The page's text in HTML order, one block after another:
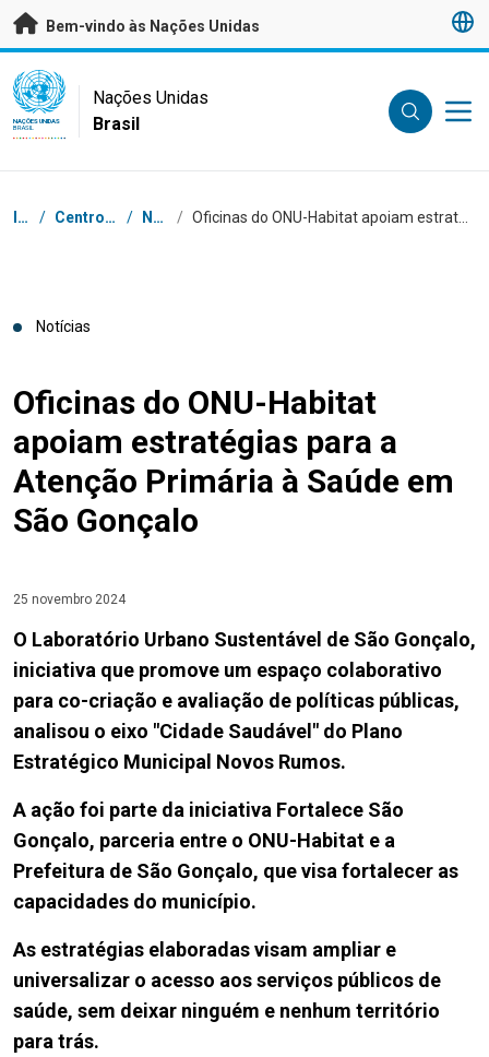
Saltar para conteúdo principal
Bem-vindo às Nações Unidas
UN Logo
NAÇÕES UNIDAS
BRASIL
Nações Unidas
Brasil
Navegação
Início / Centro de Imprensa / Notícias /
Notícias
Oficinas do ONU-Habitat
apoiam estratégias para a
Atenção Primária à Saúde em
São Gonçalo
25 novembro 2024
O Laboratório Urbano Sustentável de São Gonçalo,
iniciativa que promove um espaço colaborativo
para co-criação e avaliação de políticas públicas,
analisou o eixo "Cidade Saudável" do Plano
Estratégico Municipal Novos Rumos.
A ação foi parte da iniciativa Fortalece São
Gonçalo, parceria entre o ONU-Habitat e a
Prefeitura de São Gonçalo, que visa fortalecer as
capacidades do município.
As estratégias elaboradas visam ampliar e
universalizar o acesso aos serviços públicos de
saúde, sem deixar ninguém e nenhum território
para trás.